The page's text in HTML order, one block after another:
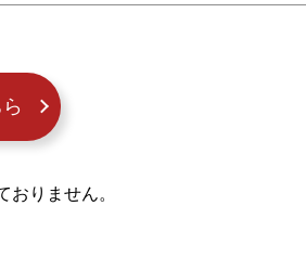
おりません。